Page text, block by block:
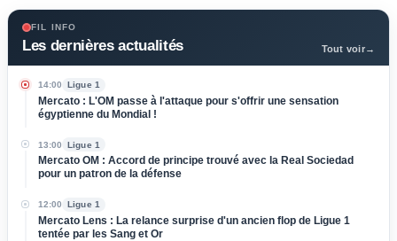
FIL INFO
Les dernières actualités Tout voir→
14:00 Ligue 1
Mercato : L'OM passe à l'attaque pour s'offrir une sensation
égyptienne du Mondial !
13:00 Ligue 1
Mercato OM : Accord de principe trouvé avec la Real Sociedad
pour un patron de la défense
12:00 Ligue 1
Mercato Lens : La relance surprise d'un ancien flop de Ligue 1
tentée par les Sang et Or